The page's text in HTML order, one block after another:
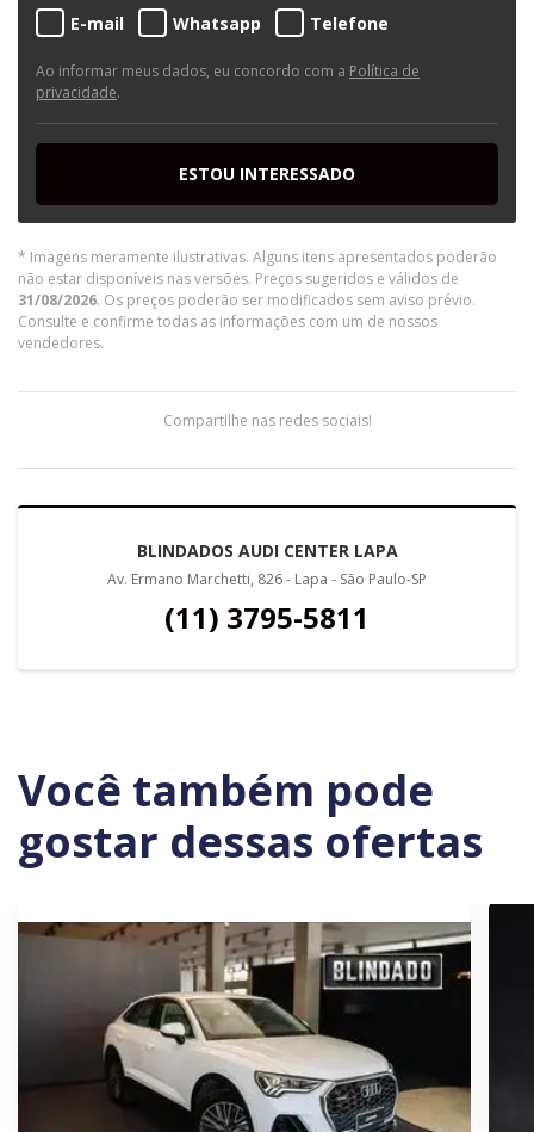
E-mail
Whatsapp Telefone
Ao informar meus dados, eu concordo com a Política de
privacidade.
ESTOU INTERESSADO
* Imagens meramente ilustrativas. Alguns itens apresentados poderão
não estar disponíveis nas versões. Preços sugeridos e válidos de
31/08/2026. Os preços poderão ser modificados sem aviso prévio.
Consulte e confirme todas as informações com um de nossos
vendedores.
Compartilhe nas redes sociais!
BLINDADOS AUDI CENTER LAPA
Av. Ermano Marchetti, 826 - Lapa - São Paulo-SP
(11) 3795-5811
Você também pode
gostar dessas ofertas